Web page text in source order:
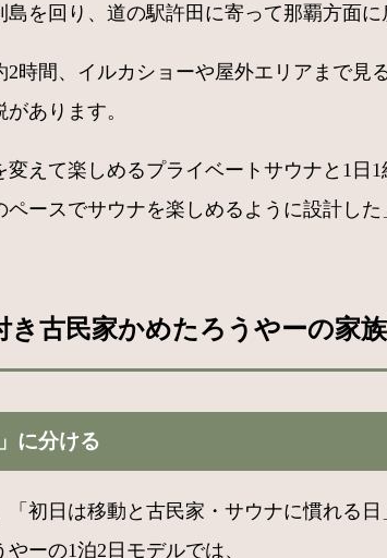
を回り、道の駅許田に寄って那覇方面
時間、イルカショーや屋外エリアまで見
あります。
えて楽しめるプライベートサウナと1日
ースでサウナを楽しめるように設計し
古民家かめたろうやーの家
に分ける
初日は移動と古民家・サウナに慣れる
ーの1泊2日モデルでは、